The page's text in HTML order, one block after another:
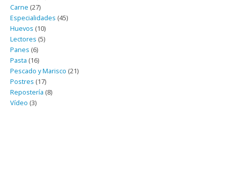
Carne (27)
Especialidades (45)
Huevos (10)
Lectores (5)
Panes (6)
Pasta (16)
Pescado y Marisco (21)
Postres (17)
Repostería (8)
Vídeo (3)